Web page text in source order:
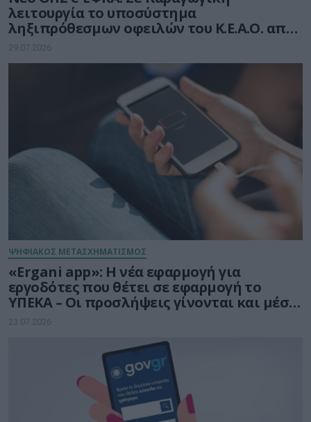
λειτουργία το υποσύστημα
ληξιπρόθεσμων οφειλών του Κ.Ε.Α.Ο. από
10 Αυγούστου 2026
29.07.2026
ΨΗΦΙΑΚΟΣ ΜΕΤΑΣΧΗΜΑΤΙΣΜΟΣ
«Ergani app»: Η νέα εφαρμογή για
εργοδότες που θέτει σε εφαρμογή το
ΥΠΕΚΑ – Οι προσλήψεις γίνονται και μέσω
smartphone
23.07.2026